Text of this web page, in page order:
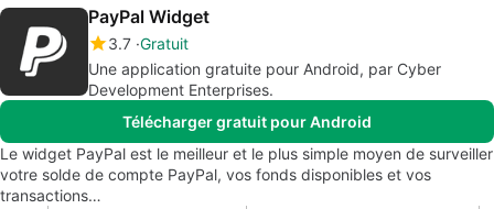
PayPal Widget
3.7 Gratuit
Une application gratuite pour Android, par Cyber
Development Enterprises.
Télécharger gratuit pour Android
Le widget PayPal est le meilleur et le plus simple moyen de surveiller
votre solde de compte PayPal, vos fonds disponibles et vos
transactions…